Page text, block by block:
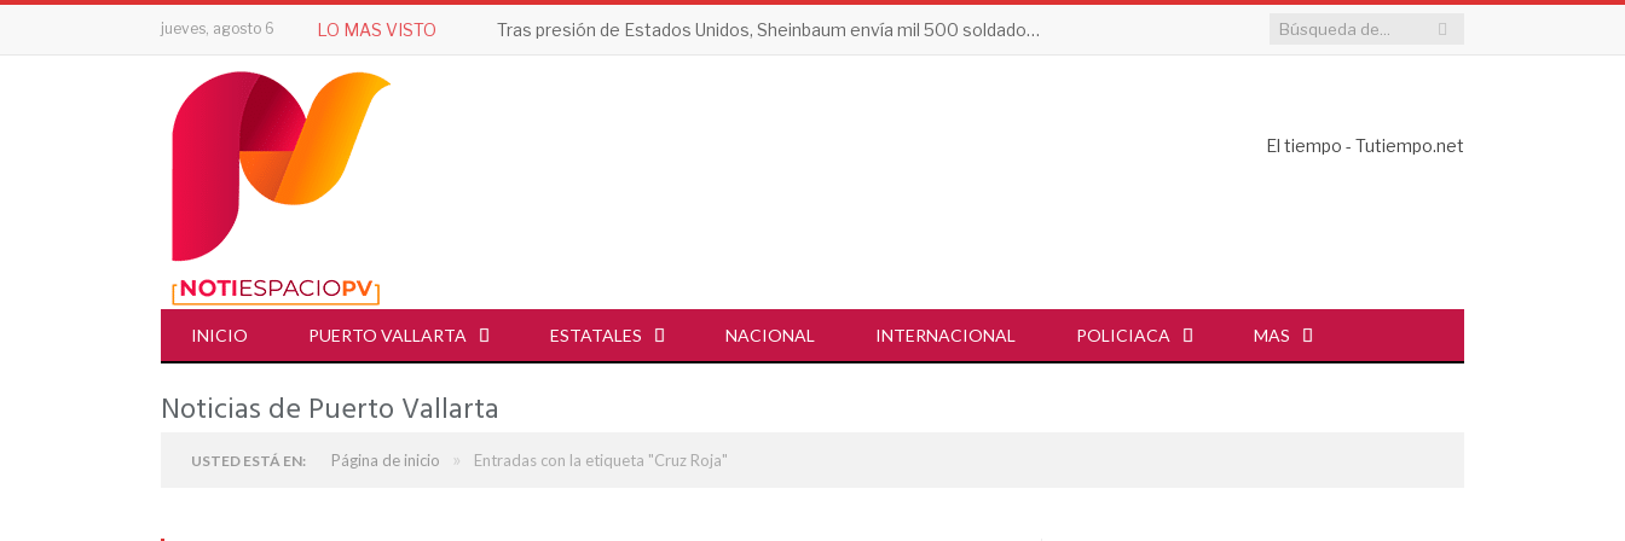
jueves, agosto 6 LO MAS VISTO Tras presión de Estados Unidos, Sheinbaum envía mil 500 soldados a Michoacán
El tiempo - Tutiempo.net
INICIO PUERTO VALLARTA ESTATALES NACIONAL INTERNACIONAL POLICIACA MAS
Noticias de Puerto Vallarta
USTED ESTÁ EN: Página de inicio » Entradas con la etiqueta "Cruz Roja"